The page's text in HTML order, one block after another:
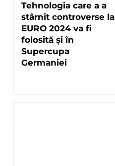
Tehnologia care a a
stârnit controverse la
EURO 2024 va fi
folosită și în
Supercupa
Germaniei